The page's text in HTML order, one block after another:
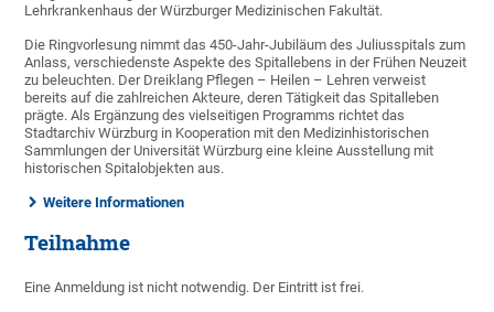
Lehrkrankenhaus der Würzburger Medizinischen Fakultät.
Die Ringvorlesung nimmt das 450-Jahr-Jubiläum des Juliusspitals zum
Anlass, verschiedenste Aspekte des Spitallebens in der Frühen Neuzeit
zu beleuchten. Der Dreiklang Pflegen ­­– Heilen – Lehren verweist
bereits auf die zahlreichen Akteure, deren Tätigkeit das Spitalleben
prägte. Als Ergänzung des vielseitigen Programms richtet das
Stadtarchiv Würzburg in Kooperation mit den Medizinhistorischen
Sammlungen der Universität Würzburg eine kleine Ausstellung mit
historischen Spitalobjekten aus.
Weitere Informationen
Teilnahme
Eine Anmeldung ist nicht not­wendig. Der Eintritt ist frei.